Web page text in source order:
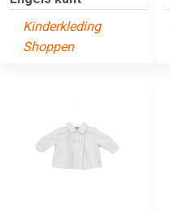
Kinderkleding
Shoppen